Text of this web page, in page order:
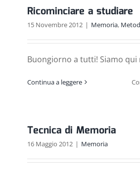
Ricominciare a studiare
15 Novembre 2012 | Memoria,
Buongiorno a tutti! Siamo
Continua a leggere
Tecnica di Memoria
16 Maggio 2012 | Memoria